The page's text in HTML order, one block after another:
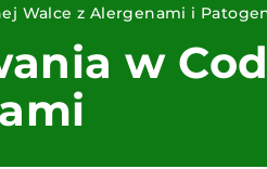
Walce z Alergenami i
w